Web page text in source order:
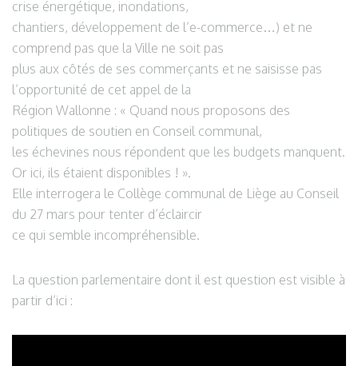
crise énergétique, inondations,
chantiers, développement de l’e-commerce…) et ne
comprend pas que la Ville ne soit pas
plus aux côtés de ses commerçants et ne saisisse pas
l’opportunité de cet appel de la
Région Wallonne : « Quand nous proposons des
politiques de soutien en Conseil communal,
les échevines nous répondent que les budgets manquent.
Or ici, ils étaient disponibles ! ».
Elle interrogera le Collège communal de Liège au Conseil
du 27 mars pour tenter d’éclaircir
ce qui semble incompréhensible.
La question parlementaire dont il est question est visible à
partir d’ici :